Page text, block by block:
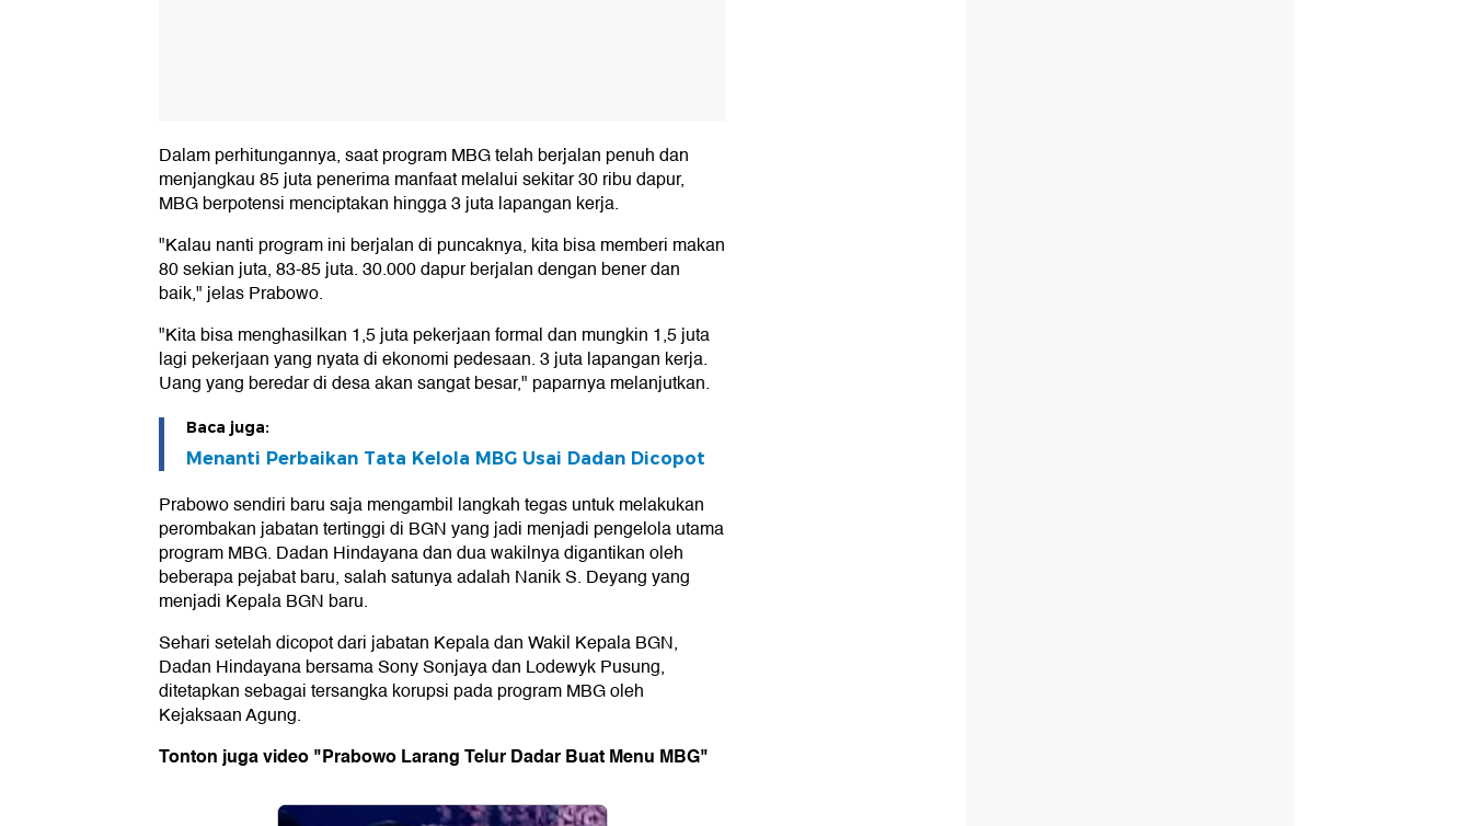
Dalam perhitungannya, saat program MBG telah berjalan penuh dan
menjangkau 85 juta penerima manfaat melalui sekitar 30 ribu dapur,
MBG berpotensi menciptakan hingga 3 juta lapangan kerja.
"Kalau nanti program ini berjalan di puncaknya, kita bisa memberi makan
80 sekian juta, 83-85 juta. 30.000 dapur berjalan dengan bener dan
baik," jelas Prabowo.
"Kita bisa menghasilkan 1,5 juta pekerjaan formal dan mungkin 1,5 juta
lagi pekerjaan yang nyata di ekonomi pedesaan. 3 juta lapangan kerja.
Uang yang beredar di desa akan sangat besar," paparnya melanjutkan.
Baca juga:
Menanti Perbaikan Tata Kelola MBG Usai Dadan Dicopot
Prabowo sendiri baru saja mengambil langkah tegas untuk melakukan
perombakan jabatan tertinggi di BGN yang jadi menjadi pengelola utama
program MBG. Dadan Hindayana dan dua wakilnya digantikan oleh
beberapa pejabat baru, salah satunya adalah Nanik S. Deyang yang
menjadi Kepala BGN baru.
Sehari setelah dicopot dari jabatan Kepala dan Wakil Kepala BGN,
Dadan Hindayana bersama Sony Sonjaya dan Lodewyk Pusung,
ditetapkan sebagai tersangka korupsi pada program MBG oleh
Kejaksaan Agung.
Tonton juga video "Prabowo Larang Telur Dadar Buat Menu MBG"